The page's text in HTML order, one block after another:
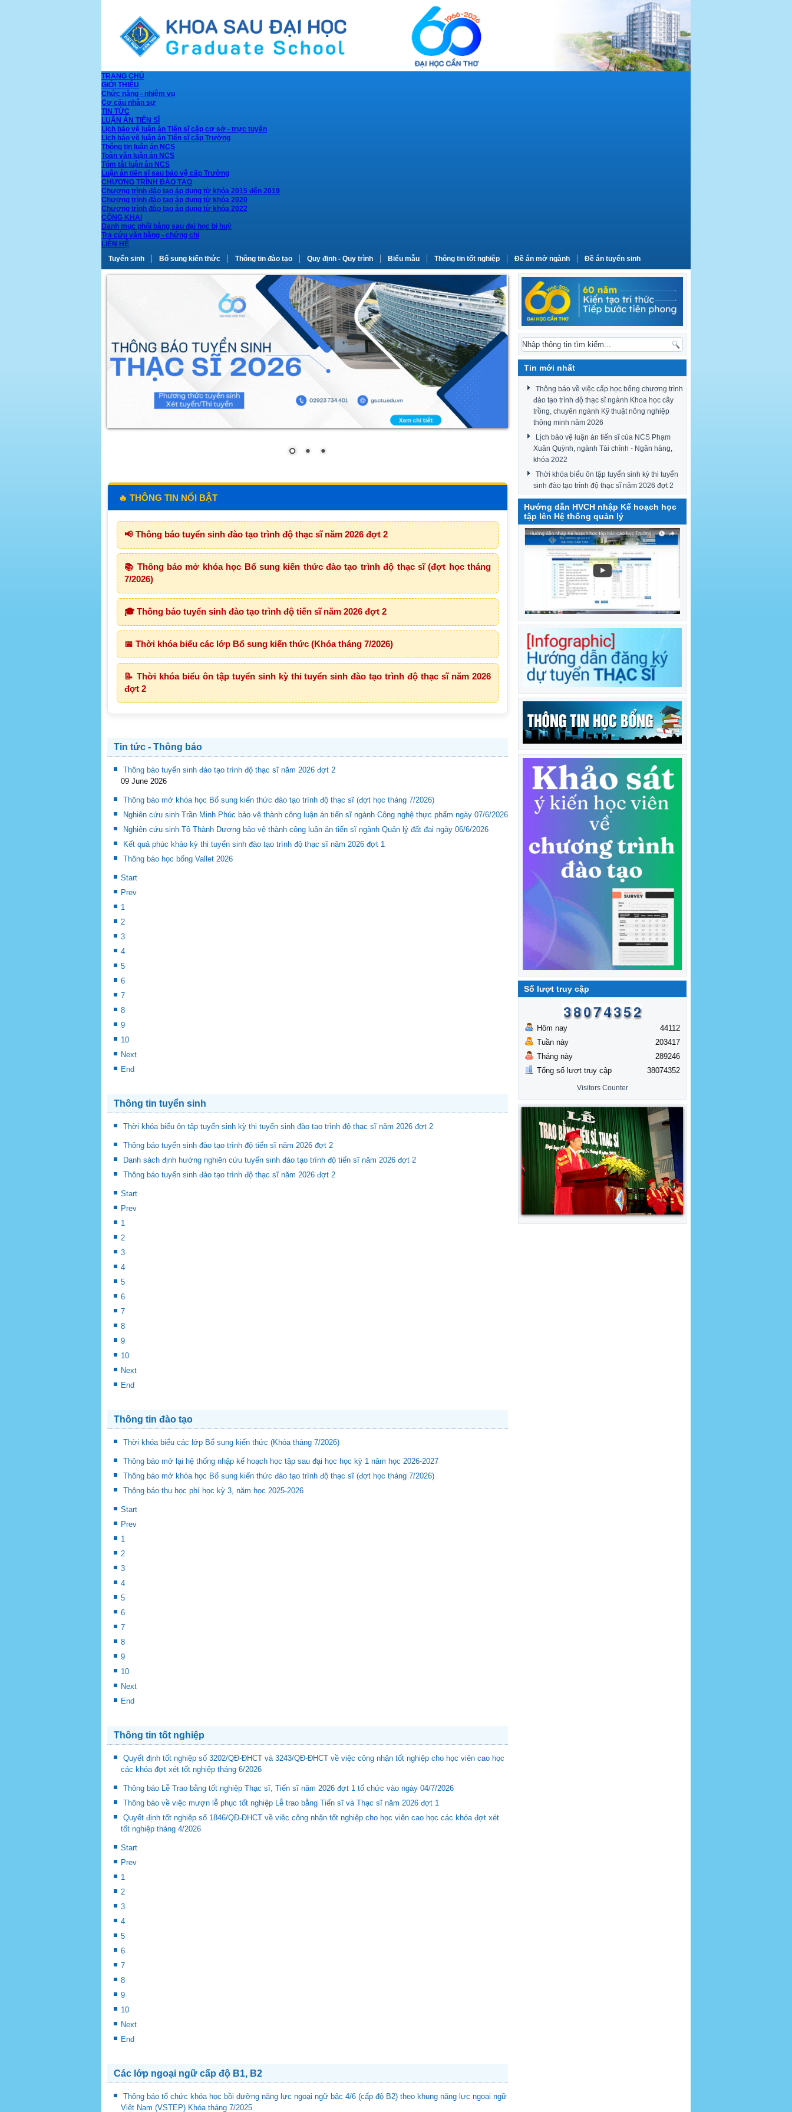
TRANG CHỦ
GIỚI THIỆU
Chức năng - nhiệm vụ
Cơ cấu nhân sự
TIN TỨC
LUẬN ÁN TIẾN SĨ
Lịch bảo vệ luận án Tiến sĩ cấp cơ sở - trực tuyến
Lịch bảo vệ luận án Tiến sĩ cấp Trường
Thông tin luận án NCS
Toàn văn luận án NCS
Tóm tắt luận án NCS
Luận án tiến sĩ sau bảo vệ cấp Trường
CHƯƠNG TRÌNH ĐÀO TẠO
Chương trình đào tạo áp dụng từ khóa 2015 đến 2019
Chương trình đào tạo áp dụng từ khóa 2020
Chương trình đào tạo áp dụng từ khóa 2022
CÔNG KHAI
Danh mục phôi bằng sau đại học bị huỷ
Tra cứu văn bằng - chứng chỉ
LIÊN HỆ
Tuyển sinh
Bổ sung kiến thức Thông tin đào tạo Quy định - Quy trình Biểu mẫu Thông tin tốt nghiệp Đề án mở ngành Đề án tuyển sinh
🔥 THÔNG TIN NỔI BẬT
📢 Thông báo tuyển sinh đào tạo trình độ thạc sĩ năm 2026 đợt 2
📚 Thông báo mở khóa học Bổ sung kiến thức đào tạo trình độ thạc sĩ (đợt học tháng
7/2026)
🎓 Thông báo tuyển sinh đào tạo trình độ tiến sĩ năm 2026 đợt 2
📅 Thời khóa biểu các lớp Bổ sung kiến thức (Khóa tháng 7/2026)
📝 Thời khóa biểu ôn tập tuyển sinh kỳ thi tuyển sinh đào tạo trình độ thạc sĩ năm 2026
đợt 2
Tin tức - Thông báo
Thông báo tuyển sinh đào tạo trình độ thạc sĩ năm 2026 đợt 2
09 June 2026
Thông báo mở khóa học Bổ sung kiến thức đào tạo trình độ thạc sĩ (đợt học tháng 7/2026)
Nghiên cứu sinh Trần Minh Phúc bảo vệ thành công luận án tiến sĩ ngành Công nghệ thực phẩm ngày 07/6/2026
Nghiên cứu sinh Tô Thành Dương bảo vệ thành công luận án tiến sĩ ngành Quản lý đất đai ngày 06/6/2026
Kết quả phúc khảo kỳ thi tuyển sinh đào tạo trình độ thạc sĩ năm 2026 đợt 1
Thông báo học bổng Vallet 2026
Start
Prev
1
2
3
4
5
6
7
8
9
10
Next
End
Thông tin tuyển sinh
Thời khóa biểu ôn tập tuyển sinh kỳ thi tuyển sinh đào tạo trình độ thạc sĩ năm 2026 đợt 2
Thông báo tuyển sinh đào tạo trình độ tiến sĩ năm 2026 đợt 2
Danh sách định hướng nghiên cứu tuyển sinh đào tạo trình độ tiến sĩ năm 2026 đợt 2
Thông báo tuyển sinh đào tạo trình độ thạc sĩ năm 2026 đợt 2
Start
Prev
1
2
3
4
5
6
7
8
9
10
Next
End
Thông tin đào tạo
Thời khóa biểu các lớp Bổ sung kiến thức (Khóa tháng 7/2026)
Thông báo mở lại hệ thống nhập kế hoạch học tập sau đại học học kỳ 1 năm học 2026-2027
Thông báo mở khóa học Bổ sung kiến thức đào tạo trình độ thạc sĩ (đợt học tháng 7/2026)
Thông báo thu học phí học kỳ 3, năm học 2025-2026
Start
Prev
1
2
3
4
5
6
7
8
9
10
Next
End
Thông tin tốt nghiệp
Quyết định tốt nghiệp số 3202/QĐ-ĐHCT và 3243/QĐ-ĐHCT về việc công nhận tốt nghiệp cho học viên cao học
các khóa đợt xét tốt nghiệp tháng 6/2026
Thông báo Lễ Trao bằng tốt nghiệp Thạc sĩ, Tiến sĩ năm 2026 đợt 1 tổ chức vào ngày 04/7/2026
Thông báo về việc mượn lễ phục tốt nghiệp Lễ trao bằng Tiến sĩ và Thạc sĩ năm 2026 đợt 1
Quyết định tốt nghiệp số 1846/QĐ-ĐHCT về việc công nhận tốt nghiệp cho học viên cao học các khóa đợt xét
tốt nghiệp tháng 4/2026
Start
Prev
1
2
3
4
5
6
7
8
9
10
Next
End
Các lớp ngoại ngữ cấp độ B1, B2
Thông báo tổ chức khóa học bồi dưỡng năng lực ngoại ngữ bậc 4/6 (cấp độ B2) theo khung năng lực ngoại ngữ
Việt Nam (VSTEP) Khóa tháng 7/2025
Tin mới nhất
Thông báo về việc cấp học bổng chương trình
đào tạo trình độ thạc sĩ ngành Khoa học cây
trồng, chuyên ngành Kỹ thuật nông nghiệp
thông minh năm 2026
Lịch bảo vệ luận án tiến sĩ của NCS Phạm
Xuân Quỳnh, ngành Tài chính - Ngân hàng,
khóa 2022
Thời khóa biểu ôn tập tuyển sinh kỳ thi tuyển
sinh đào tạo trình độ thạc sĩ năm 2026 đợt 2
Hướng dẫn HVCH nhập Kế hoạch học
tập lên Hệ thống quản lý
Số lượt truy cập
Hôm nay
Tuần này
Tháng này
Tổng số lượt truy cập
44112
203417
289246
38074352
Visitors Counter